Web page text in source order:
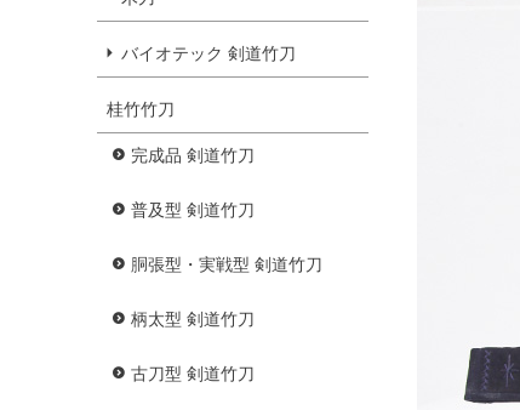
バイオテック 剣道竹刀
桂竹竹刀
完成品 剣道竹刀
普及型 剣道竹刀
胴張型・実戦型 剣道竹刀
柄太型 剣道竹刀
古刀型 剣道竹刀